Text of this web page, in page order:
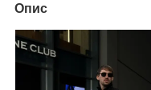
Опис